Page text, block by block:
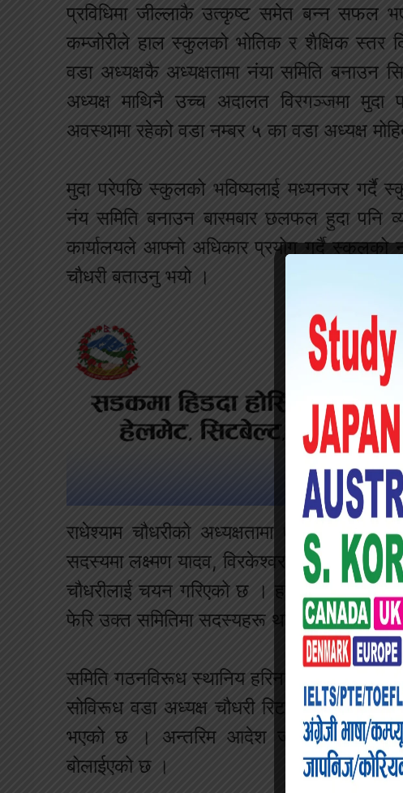
प्रविधिमा जील्लाकै उत्कृष्ट समेत बन्न सफल
कम्जोरीले हाल स्कुलको भोतिक र शैक्षिक स्तर
वडा अध्यक्षकै अध्यक्षतामा नंया समिति बनाउन
अध्यक्ष माथिनै उच्च अदालत विरगञ्जमा मुदा
अवस्थामा रहेको वडा नम्बर ५ का वडा अध्यक्ष
मुदा परेपछि स्कुलको भविष्यलाई मध्यनजर गर्दै
नंय समिति बनाउन बारमबार छलफल हुदा पनि
कार्यालयले आफ्नो अधिकार प्रयोग गर्दै स्कुलको
चौधरी बताउनु भयो ।
राधेश्याम चौधरीको अध्यक्षतामा ७ सदस्यीय
सदस्यमा लक्ष्मण यादव, विरकेश्वर चौधरी, लालसा
चौधरीलाई चयन गरिएको छ । हाल स्कुलको
फेरि उक्त समितिमा सदस्यहरू थप गरिने समेत
समिति गठनविरूध स्थानिय हरिनारायण चौधरीले
सोविरूध वडा अध्यक्ष चौधरी रिट दायर गरेका
भएको छ । अन्तरिम आदेश जारी गर्ने/नगर्ने
बोलाईएको छ ।